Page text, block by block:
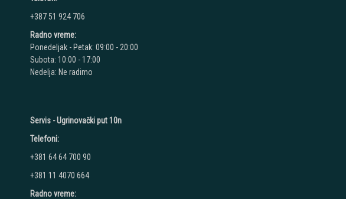
+387 51 924 706
Radno vreme:
Ponedeljak - Petak: 09:00 - 20:00
Subota: 10:00 - 17:00
Nedelja: Ne radimo
Servis - Ugrinovački put 10n
Telefoni:
+381 64 64 700 90
+381 11 4070 664
Radno vreme: